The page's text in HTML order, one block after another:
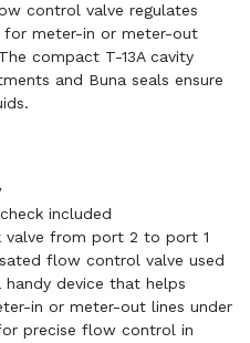
control valve regulates
for meter-in or meter-out
compact T-13A cavity
and Buna seals ensure
included
valve from port 2 to port 1
flow control valve used
handy device that helps
in or meter-out lines under
precise flow control in